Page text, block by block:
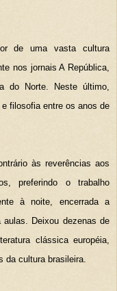
de uma vasta cultura
nos jornais A República,
do Norte. Neste último,
filosofia entre os anos de
às reverências aos
preferindo o trabalho
à noite, encerrada a
Deixou dezenas de
clássica européia,
da cultura brasileira.